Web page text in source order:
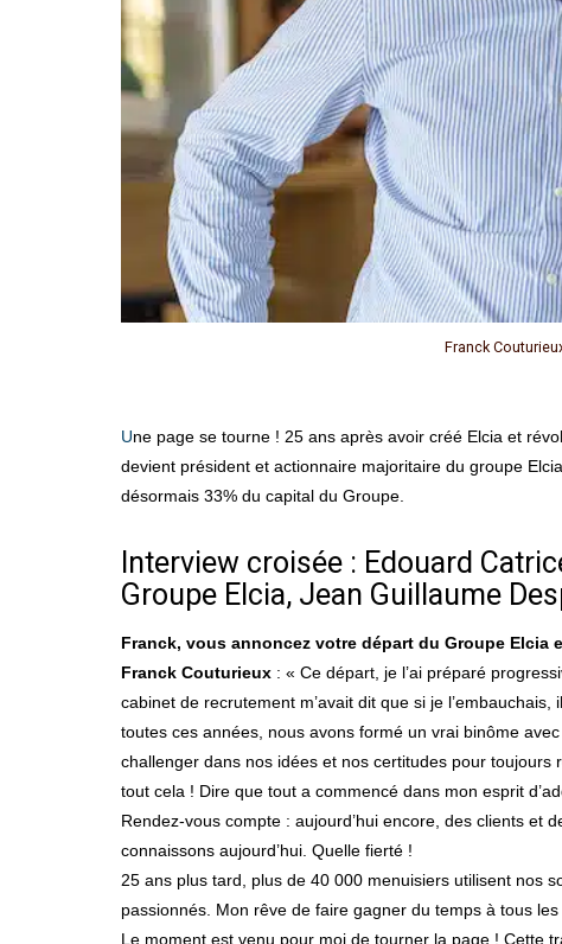
Franck
Une page se tourne ! 25 ans après avoir créé Elcia et révolutionné le secteur de la Menuiserie avec ProDevis, Franck Couturieux transmet le flambeau à Edouard Catrice, qui
devient président et actionnaire majoritaire du groupe
désormais 33% du capital du Groupe.
Interview croisée : Edouard
Groupe Elcia, Jean Guillaume
Franck, vous annoncez votre départ du Groupe Elcia
Franck Couturieux : « Ce départ, je l’ai préparé
cabinet de recrutement m’avait dit que si je
toutes ces années, nous avons formé un vrai binôme
challenger dans nos idées et nos certitudes pour toujours
tout cela ! Dire que tout a commencé dans mon esprit
Rendez-vous compte : aujourd’hui encore, des clients et
connaissons aujourd’hui. Quelle fierté !
25 ans plus tard, plus de 40 000 menuisiers utilisent nos
passionnés. Mon rêve de faire gagner du temps à tous
Le moment est venu pour moi de tourner la page ! Cette